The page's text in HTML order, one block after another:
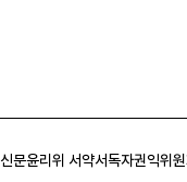
신문윤리위 서약서독자권익위